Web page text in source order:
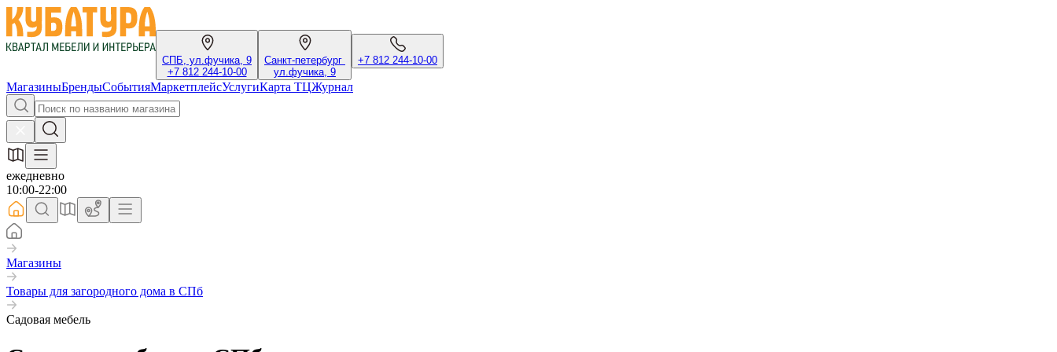
СПБ, ул.фучика, 9
+7 812 244-10-00
Санкт-петербург
ул.фучика, 9
+7 812 244-10-00
МагазиныБрендыСобытияМаркетплейсУслугиКарта ТЦЖурнал
ежедневно
10:00-22:00
Магазины
Товары для загородного дома в СПб
Садовая мебель